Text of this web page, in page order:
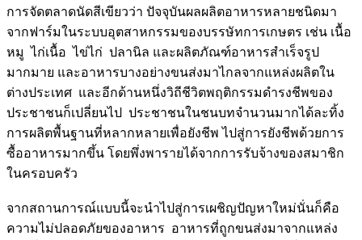
การจัดตลาดนัดสีเขียวว่า ปัจจุบันผลผลิตอาหารหลายชนิดมา
จากฟาร์มในระบบอุตสาหกรรมของบรรษัทการเกษตร เช่น เนื้อ
หมู ไก่เนื้อ ไข่ไก่ ปลานิล และผลิตภัณฑ์อาหารสำเร็จรูป
มากมาย และอาหารบางอย่างขนส่งมาไกลจากแหล่งผลิตใน
ต่างประเทศ และอีกด้านหนึ่งวิถีชีวิตพฤติกรรมดำรงชีพของ
ประชาชนก็เปลี่ยนไป ประชาชนในชนบทจำนวนมากได้ละทิ้ง
การผลิตพื้นฐานที่หลากหลายเพื่อยังชีพ ไปสู่การยังชีพด้วยการ
ซื้ออาหารมากขึ้น โดยพึ่งพารายได้จากการรับจ้างของสมาชิก
ในครอบครัว
จากสถานการณ์แบบนี้จะนำไปสู่การเผชิญปัญหาใหม่นั่นก็คือ
ความไม่ปลอดภัยของอาหาร อาหารที่ถูกขนส่งมาจากแหล่ง